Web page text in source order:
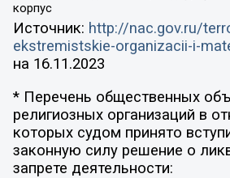
корпус
Источник: http://nac.gov.ru/
ekstremistskie-organizacii-i-
на 16.11.2023
* Перечень общественных
религиозных организаций в
которых судом принято
законную силу решение о
запрете деятельности: